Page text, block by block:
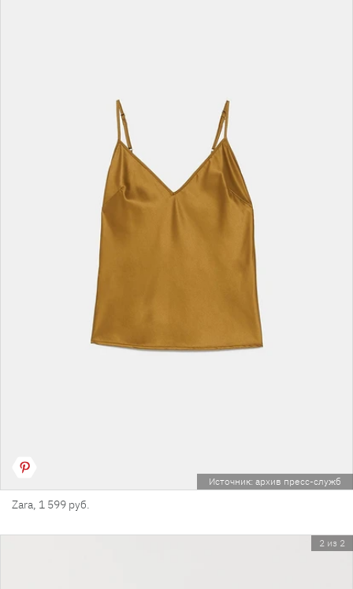
Источник: архив пресс-служб
Zara, 1 599 руб.
2 из 2